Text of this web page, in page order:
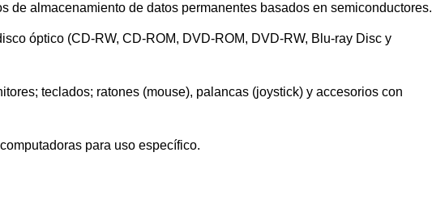
de almacenamiento de datos permanentes basados ​​en semiconductores.
óptico (CD-RW, CD-ROM, DVD-ROM, DVD-RW, Blu-ray Disc y
teclados; ratones (mouse), palancas (joystick) y accesorios con
para uso específico.